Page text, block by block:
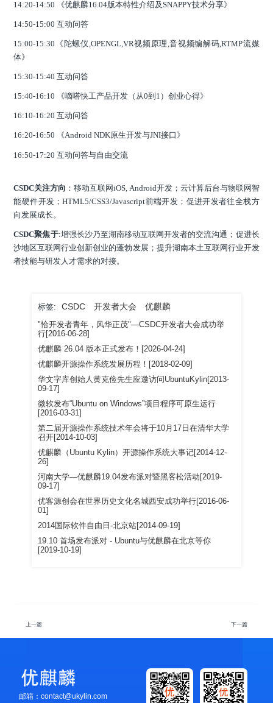
14:20-14:50 《优麒麟16.04版本特性介绍及SNAPPY技术分享》
14:50-15:00 互动问答
15:00-15:30
《陀螺仪,OPENGL,VR视频原理,音视频编解码,RTMP流媒
体》
15:30-15:40 互动问答
15:40-16:10 《嘀嗒快工产品开发（从0到1）创业心得》
16:10-16:20 互动问答
16:20-16:50 《Android NDK原生开发与JNI接口》
16:50-17:20 互动问答与自由交流
CSDC关注方向 ：移动互联网iOS, Android开发；云计算后台与物联网智
能硬件开发；HTML5/CSS3/Javascript前端开发；促进开发者往全栈方
向发展成长。
CSDC聚焦于:增强长沙乃至湖南移动互联网开发者的交流沟通；促进长
沙地区互联网行业创新创业的蓬勃发展；提升湖南本土互联网行业开发
者技能与研发人才需求的对接。
标签: CSDC 开发者大会 优麒麟
"恰开发者青年，风华正茂"—CSDC开发者大会成功举
行[2016-06-28]
优麒麟 26.04 版本正式发布！[2026-04-24]
优麒麟开源操作系统发展历程！[2018-02-09]
华文字库创始人黄克俭先生应邀访问UbuntuKylin[2013-
09-17]
微软发布“Ubuntu on Windows”项目程序可原生运行
[2016-03-31]
第二届开源操作系统技术年会将于10月17日在清华大学
召开[2014-10-03]
优麒麟（Ubuntu Kylin）开源操作系统大事记[2014-12-
26]
河南大学—优麒麟19.04发布派对暨黑客松活动[2019-
09-17]
优客源创会在世界历史文化名城西安成功举行[2016-06-
01]
2014国际软件自由日-北京站[2014-09-19]
19.10 首场发布派对 - Ubuntu与优麒麟在北京等你
[2019-10-19]
上一篇 下一篇
邮箱：contact@ukylin.com